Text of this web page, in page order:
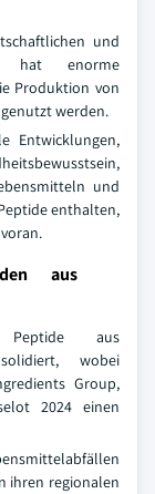
und
hat enorme
Produktion von
werden.
Entwicklungen,
und
enthalten,
aus
aus
wobei
Group,
2024 einen
ihren regionalen